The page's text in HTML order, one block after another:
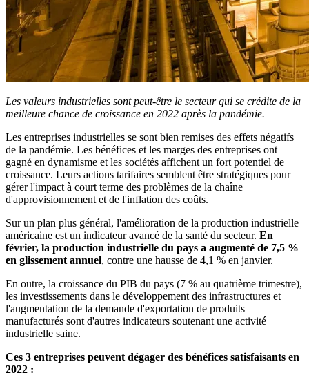
Les valeurs industrielles sont peut-être le secteur qui se crédite de la
meilleure chance de croissance en 2022 après la pandémie.
Les entreprises industrielles se sont bien remises des effets négatifs
de la pandémie. Les bénéfices et les marges des entreprises ont
gagné en dynamisme et les sociétés affichent un fort potentiel de
croissance. Leurs actions tarifaires semblent être stratégiques pour
gérer l'impact à court terme des problèmes de la chaîne
d'approvisionnement et de l'inflation des coûts.
Sur un plan plus général, l'amélioration de la production industrielle
américaine est un indicateur avancé de la santé du secteur. En
février, la production industrielle du pays a augmenté de 7,5 %
en glissement annuel, contre une hausse de 4,1 % en janvier.
En outre, la croissance du PIB du pays (7 % au quatrième trimestre),
les investissements dans le développement des infrastructures et
l'augmentation de la demande d'exportation de produits
manufacturés sont d'autres indicateurs soutenant une activité
industrielle saine.
Ces 3 entreprises peuvent dégager des bénéfices satisfaisants en
2022 :